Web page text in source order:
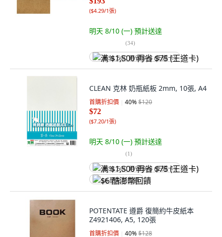
($4.29/1張)
明天 8/10 (一) 預計送達
(34)
满 $1,500 再省 $75 (王道卡)
CLEAN 克林 奶瓶紙板 2mm, 10張, A4
首購折扣價 40%$120
$72
($7.20/1張)
明天 8/10 (一) 預計送達
(1)
满 $1,500 再省 $75 (王道卡)
$6 酷澎幣回饋
POTENTATE 遵爵 復簡約牛皮紙本
Z4921406, A5, 120張
首購折扣價 40%$128